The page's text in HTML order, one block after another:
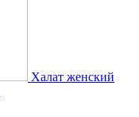
Халат женский